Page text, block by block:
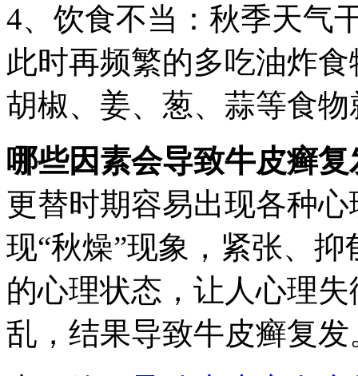
4、饮食不当：秋季天气
此时再频繁的多吃油炸
胡椒、姜、葱、蒜等食
哪些因素会导致牛皮癣复
更替时期容易出现各种
现“秋燥”现象，紧张、
的心理状态，让人心理
乱，结果导致牛皮癣复发